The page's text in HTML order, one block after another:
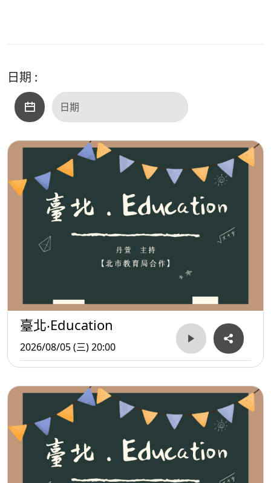
日期 :
臺北‧Education
2026/08/05 (三) 20:00